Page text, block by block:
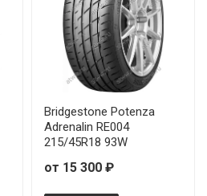
Bridgestone Potenza
Adrenalin RE004
215/45R18 93W
от 15 300 ₽